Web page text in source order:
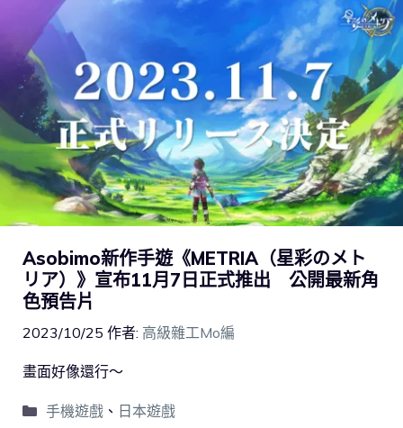
Asobimo新作手遊《METRIA（星彩のメト
リア）》宣布11月7日正式推出 公開最新角
色預告片
2023/10/25 作者: 高級雜工Mo編
畫面好像還行～
手機遊戲、 日本遊戲